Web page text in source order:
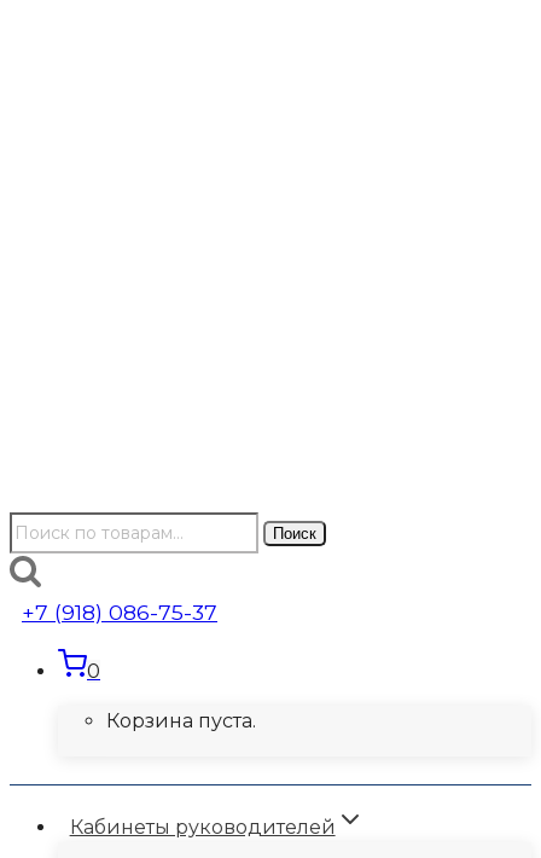
Искать: Поиск
+7 (918) 086-75-37
0
Корзина пуста.
Кабинеты руководителей